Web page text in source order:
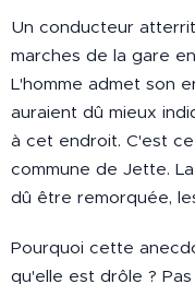
Un conducteur
marches de la gare
L'homme admet son
auraient dû mieux
à cet endroit. C'est
commune de Jette.
dû être remorquée,
Pourquoi cette
qu'elle est drôle ?